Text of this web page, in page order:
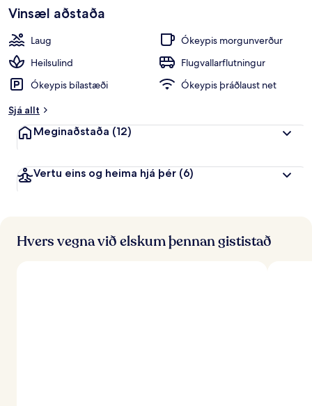
Vinsæl aðstaða
Laug
Ókeypis morgunverður
Heilsulind
Flugvallarflutningur
Ókeypis bílastæði
Ókeypis þráðlaust net
Sjá allt
Meginaðstaða (12)
Vertu eins og heima hjá þér (6)
Hvers vegna við elskum þennan gististað